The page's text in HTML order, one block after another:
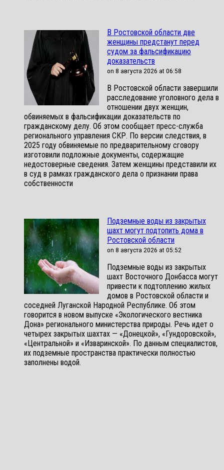
В Ростовской области две
женщины предстанут перед
судом за фальсификацию
доказательств
on 8 августа 2026 at 06:58
В Ростовской области завершили
расследование уголовного дела в
отношении двух женщин,
обвиняемых в фальсификации доказательств по
гражданскому делу. Об этом сообщает пресс-служба
регионального управления СКР. По версии следствия, в
2025 году обвиняемые по предварительному сговору
изготовили подложные документы, содержащие
недостоверные сведения. Затем женщины представили их
в суд в рамках гражданского дела о признании права
собственности
Подземные воды из закрытых
шахт могут подтопить дома в
Ростовской области
on 8 августа 2026 at 05:52
Подземные воды из закрытых
шахт Восточного Донбасса могут
привести к подтоплению жилых
домов в Ростовской области и
соседней Луганской Народной Республике. Об этом
говорится в новом выпуске «Экологического вестника
Дона» регионального министерства природы. Речь идет о
четырех закрытых шахтах — «Донецкой», «Гундоровской»,
«Центральной» и «Изваринской». По данным специалистов,
их подземные пространства практически полностью
заполнены водой.